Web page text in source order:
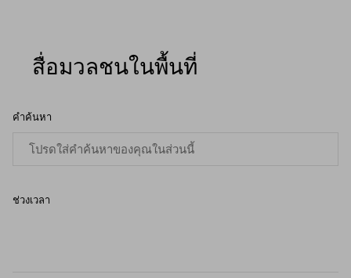
สื่อมวลชนในพื้นที่
คำค้นหา
ช่วงเวลา